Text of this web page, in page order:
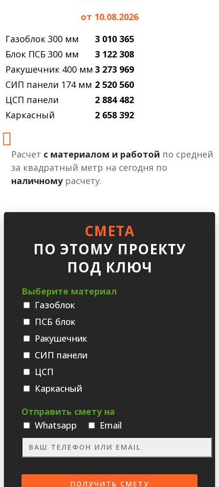
от 10.08.2026
Газоблок 300 мм
3 010 365
Блок ПСБ 300 мм
3 122 308
Ракушечник 400 мм 3 273 969
СИП панели 174 мм 2 520 560
ЦСП панели
2 884 482
Каркасный
2 658 392
Расчет с материалом и работой по средней
за квадратный метр на сегодня по
наличномурасчету.
СМЕТА
ПО ЭТОМУ ПРОЕКТУ
ПОД КЛЮЧ
Выберите материал
Газоблок
ПСБ блок
Ракушечник
СИП панели
ЦСП
Каркасный
Отправить смету на
Whatsаpp
Email